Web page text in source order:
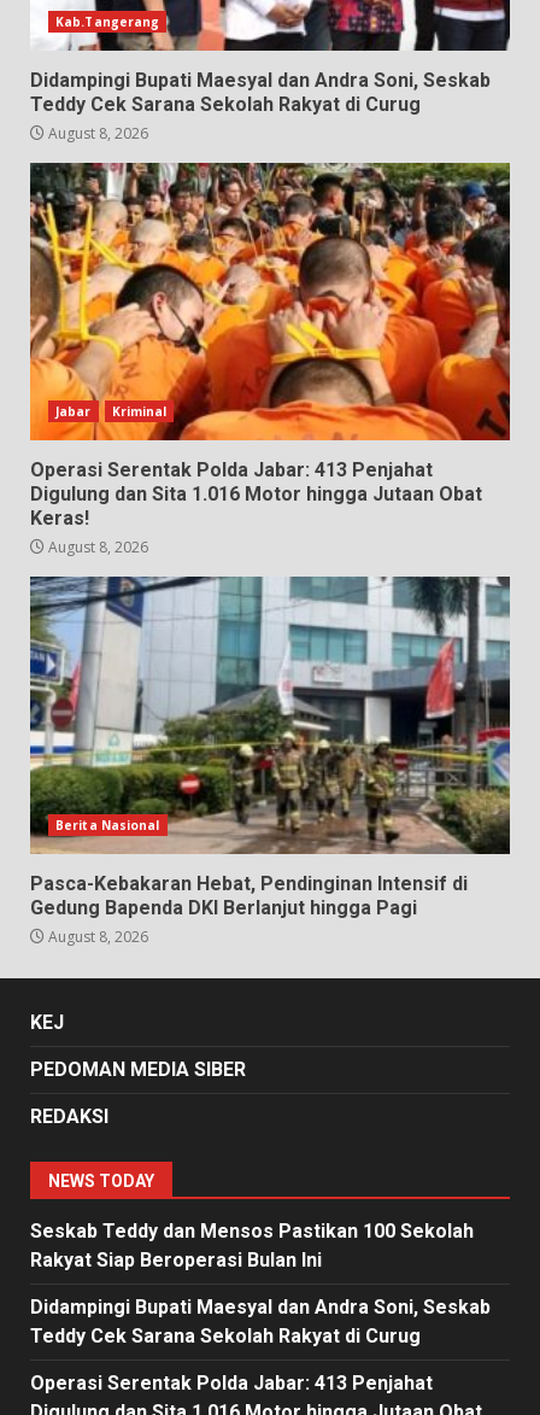
Kab.Tangerang
Didampingi Bupati Maesyal dan Andra Soni, Seskab
Teddy Cek Sarana Sekolah Rakyat di Curug
August 8, 2026
Jabar Kriminal
Operasi Serentak Polda Jabar: 413 Penjahat
Digulung dan Sita 1.016 Motor hingga Jutaan Obat
Keras!
August 8, 2026
Berita Nasional
Pasca-Kebakaran Hebat, Pendinginan Intensif di
Gedung Bapenda DKI Berlanjut hingga Pagi
August 8, 2026
KEJ
PEDOMAN MEDIA SIBER
REDAKSI
NEWS TODAY
Seskab Teddy dan Mensos Pastikan 100 Sekolah
Rakyat Siap Beroperasi Bulan Ini
Didampingi Bupati Maesyal dan Andra Soni, Seskab
Teddy Cek Sarana Sekolah Rakyat di Curug
Operasi Serentak Polda Jabar: 413 Penjahat